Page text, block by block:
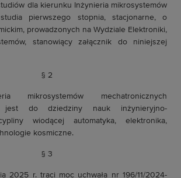
dla kierunku Inżynieria mikrosystemów
studia pierwszego stopnia, stacjonarne, o
prowadzonych na Wydziale Elektroniki,
stanowiący załącznik do niniejszej
§ 2
mikrosystemów mechatronicznych
jest do dziedziny nauk inżynieryjno-
wiodącej automatyka, elektronika,
kosmiczne.
§ 3
2025 r. traci moc uchwała nr 196/11/2024-